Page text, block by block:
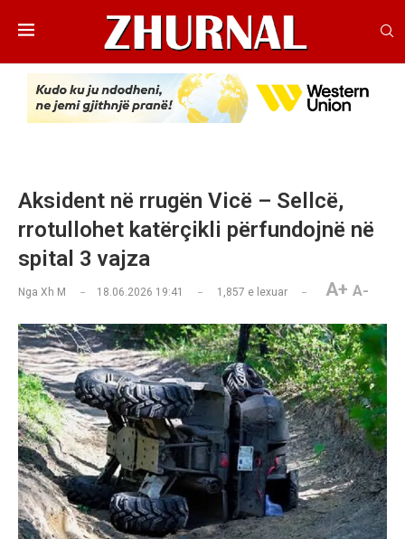
Aksident në rrugën Vicë – Sellcë,
rrotullohet katërçikli përfundojnë në
spital 3 vajza
Nga Xh M 18.06.2026 19:41 1,857 e lexuar A+ A-